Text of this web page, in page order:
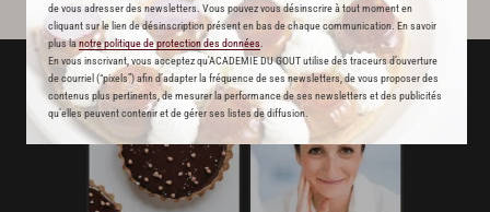
de vous adresser des newsletters. Vous pouvez vous désinscrire à tout moment en
cliquant sur le lien de désinscription présent en bas de chaque communication. En savoir
plus lanotre politique de protection des données
En vous inscrivant, vous acceptez qu'ACADEMIE DU GOUT utilise des traceurs d’ouverture
de courriel (“pixels”) afin d’adapter la fréquence de ses newsletters, de vous proposer des
contenus plus pertinents, de mesurer la performance de ses newsletters et des publicités
qu’elles peuvent contenir et de gérer ses listes de diffusion.